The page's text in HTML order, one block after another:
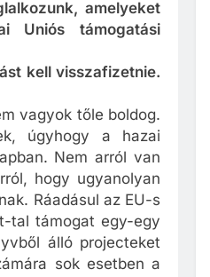
amelyeket
Uniós támogatási
kell visszafizetnie.
vagyok tőle boldog.
úgyhogy a hazai
Nem arról van
hogy ugyanolyan
Ráadásul az EU-s
tal támogat egy-egy
álló projecteket
sok esetben a